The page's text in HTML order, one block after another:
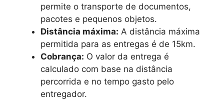
permite o transporte de documentos,
pacotes e pequenos objetos.
Distância máxima: A distância máxima
permitida para as entregas é de 15km.
Cobrança: O valor da entrega é
calculado com base na distância
percorrida e no tempo gasto pelo
entregador.